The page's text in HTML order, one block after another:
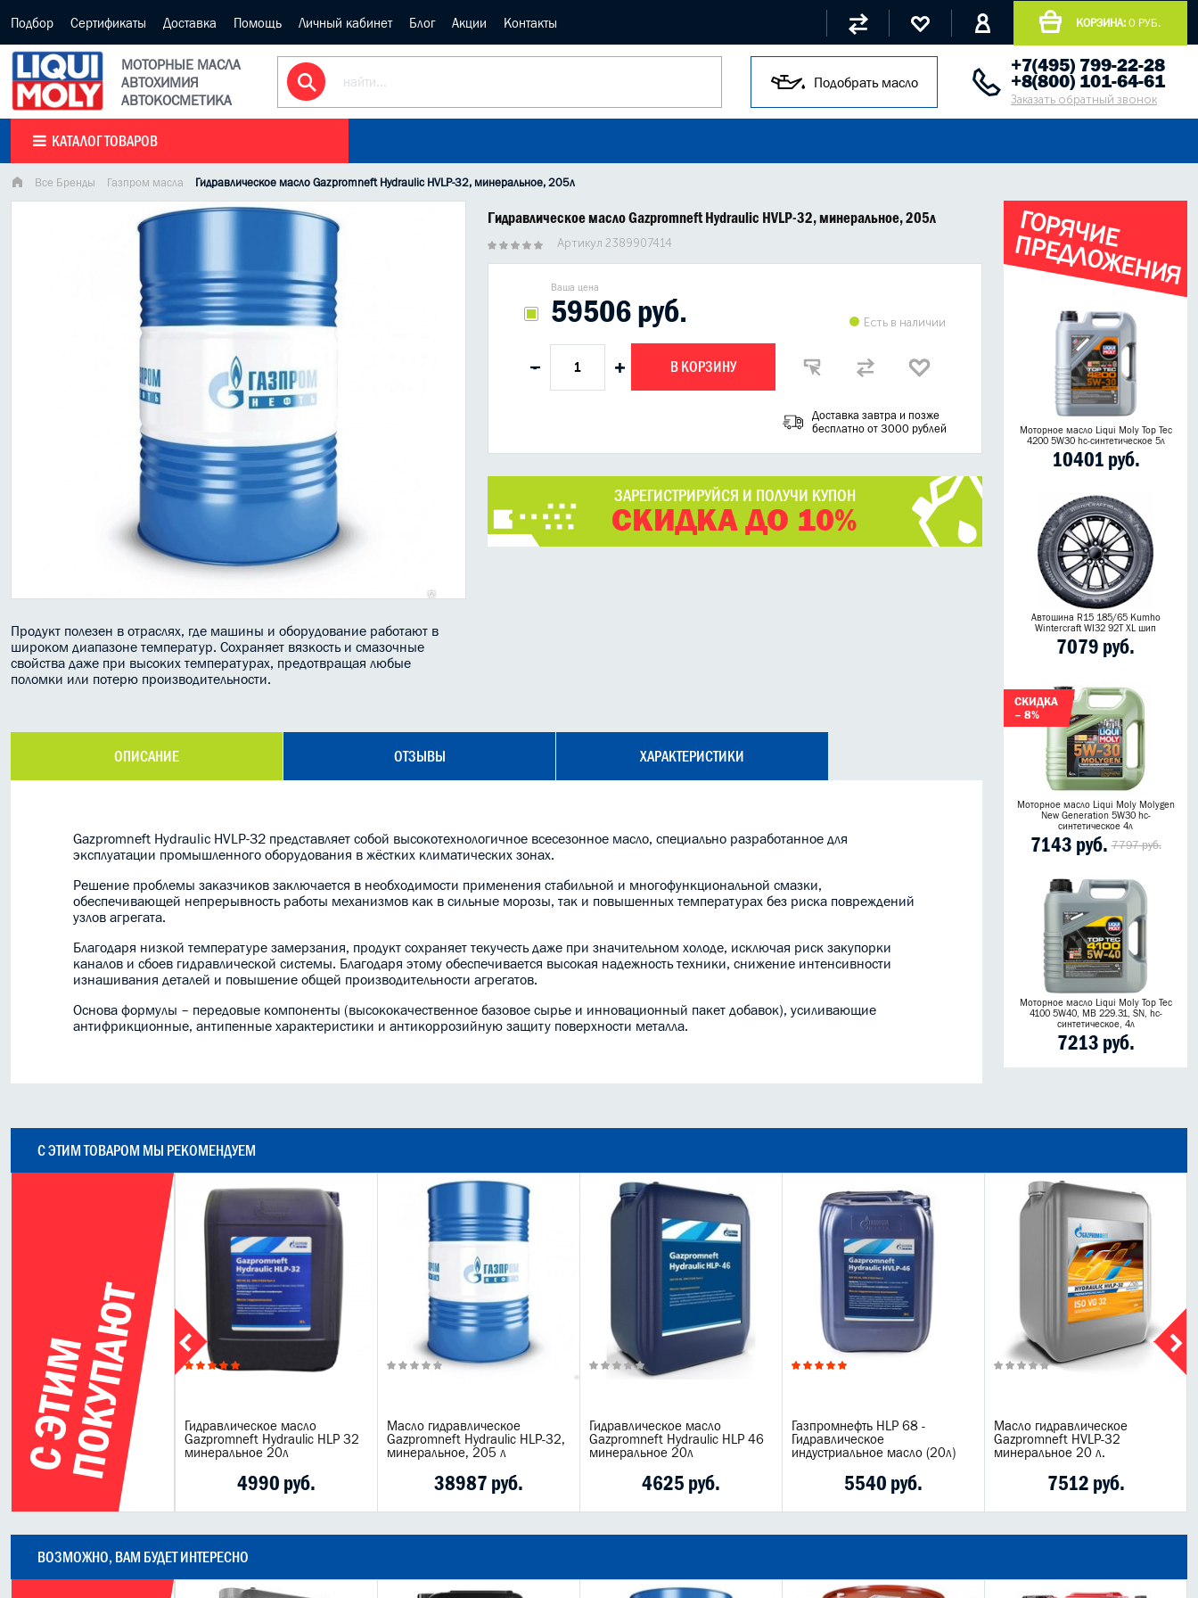
Подбор Сертификаты Доставка Помощь Личный кабинет Блог Акции Контакты КОРЗИНА: 0 РУБ.
МОТОРНЫЕ МАСЛА
АВТОХИМИЯ
АВТОКОСМЕТИКА
Подобрать масло
+7(495) 799-22-28
+8(800) 101-64-61
Заказать обратный звонок
КАТАЛОГ ТОВАРОВ
Все Бренды Газпром масла Гидравлическое масло Gazpromneft Hydraulic HVLP-32, минеральное, 205л
Продукт полезен в отраслях, где машины и оборудование работают в
широком диапазоне температур. Сохраняет вязкость и смазочные
свойства даже при высоких температурах, предотвращая любые
поломки или потерю производительности.
Гидравлическое масло Gazpromneft Hydraulic HVLP-32, минеральное, 205л
Артикул 2389907414
Ваша цена
59506 руб. Есть в наличии
- + В КОРЗИНУ
Доставка завтра и позже
бесплатно от 3000 рублей
ЗАРЕГИСТРИРУЙСЯ И ПОЛУЧИ КУПОН
СКИДКА ДО 10%
ОПИСАНИЕ ОТЗЫВЫ ХАРАКТЕРИСТИКИ
Gazpromneft Hydraulic HVLP-32 представляет собой высокотехнологичное всесезонное масло, специально разработанное для
эксплуатации промышленного оборудования в жёстких климатических зонах.
Решение проблемы заказчиков заключается в необходимости применения стабильной и многофункциональной смазки,
обеспечивающей непрерывность работы механизмов как в сильные морозы, так и повышенных температурах без риска повреждений
узлов агрегата.
Благодаря низкой температуре замерзания, продукт сохраняет текучесть даже при значительном холоде, исключая риск закупорки
каналов и сбоев гидравлической системы. Благодаря этому обеспечивается высокая надежность техники, снижение интенсивности
изнашивания деталей и повышение общей производительности агрегатов.
Основа формулы – передовые компоненты (высококачественное базовое сырье и инновационный пакет добавок), усиливающие
антифрикционные, антипенные характеристики и антикоррозийную защиту поверхности металла.
Г
О
Р
Я
Ч
И
Е
П
Р
Е
Д
Л
О
Ж
Е
Н
И
Я
Моторное масло Liqui Moly Top Tec
4200 5W30 hc-синтетическое 5л
10401 руб.
Автошина R15 185/65 Kumho
Wintercraft WI32 92T XL шип
7079 руб.
СКИДКА
– 8%
Моторное масло Liqui Moly Molygen
New Generation 5W30 hc-
синтетическое 4л
7143 руб. 7797 руб.
Моторное масло Liqui Moly Top Tec
4100 5W40, MB 229.31, SN, hc-
синтетическое, 4л
7213 руб.
С ЭТИМ ТОВАРОМ МЫ РЕКОМЕНДУЕМ
С
Э
Т
И
М
П
О
К
У
П
А
ЮТ
масло
Hydraulic HLP 46
205л
39052 руб.
Гидравлическое масло
Gazpromneft Hydraulic HLP 32
минеральное 20л
4990 руб.
Масло гидравлическое
Gazpromneft Hydraulic HLP-32,
минеральное, 205 л
38987 руб.
Гидравлическое масло
Gazpromneft Hydraulic HLP 46
минеральное 20л
4625 руб.
Газпромнефть HLP 68 -
Гидравлическое
индустриальное масло (20л)
5540 руб.
Масло гидравлическое
Gazpromneft HVLP-32
минеральное 20 л.
7512 руб.
ВОЗМОЖНО, ВАМ БУДЕТ ИНТЕРЕСНО